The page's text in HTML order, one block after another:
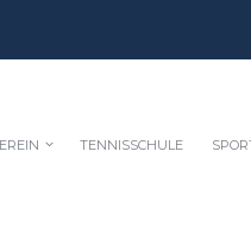
TENNISSCHULE